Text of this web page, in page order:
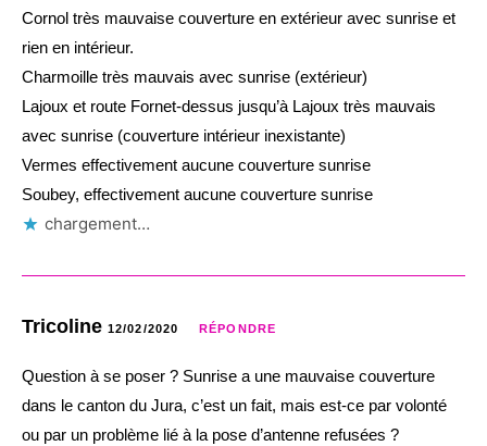
Cornol très mauvaise couverture en extérieur avec sunrise et
rien en intérieur.
Charmoille très mauvais avec sunrise (extérieur)
Lajoux et route Fornet-dessus jusqu’à Lajoux très mauvais
avec sunrise (couverture intérieur inexistante)
Vermes effectivement aucune couverture sunrise
Soubey, effectivement aucune couverture sunrise
chargement…
Tricoline 12/02/2020 RÉPONDRE
Question à se poser ? Sunrise a une mauvaise couverture
dans le canton du Jura, c’est un fait, mais est-ce par volonté
ou par un problème lié à la pose d’antenne refusées ?